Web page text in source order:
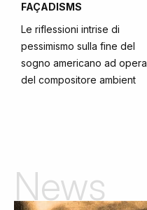
FAÇADISMS
Le riflessioni intrise di
pessimismo sulla fine del
sogno americano ad opera
del compositore ambient
News